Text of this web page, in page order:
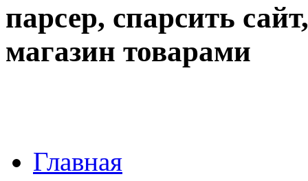
парсер, спарсить
магазин товарами
Главная